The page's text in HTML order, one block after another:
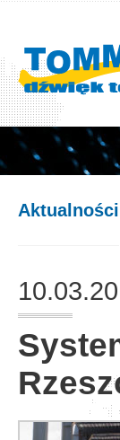
Aktualności